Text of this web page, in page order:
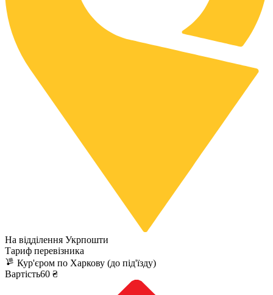
На відділення Укрпошти
Тариф перевізника
Кур'єром по Харкову (до під'їзду)
Вартість60 ₴